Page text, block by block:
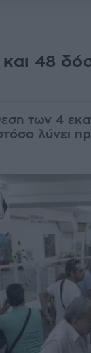
48
των 4
λύνει